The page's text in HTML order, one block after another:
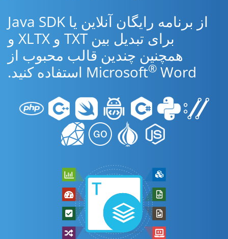
از برنامه رایگان آنلاین یا Java SDK
برای تبدیل بین TXT و XLTX و
همچنین چندین قالب محبوب از
Microsoft® Word استفاده کنید.